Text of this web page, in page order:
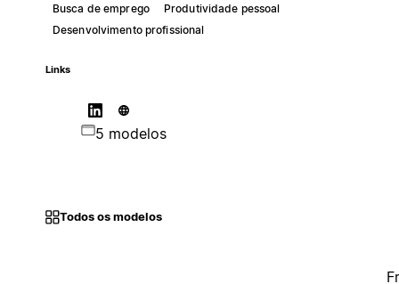
Busca de emprego
Produtividade pessoal
Desenvolvimento profissional
Links
5 modelos
Todos os modelos